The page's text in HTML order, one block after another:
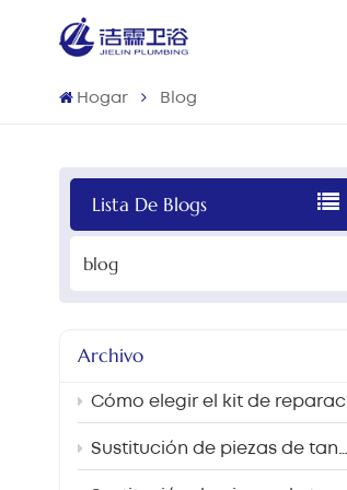
Hogar Blog
Lista De Blogs
blog
Archivo
Cómo elegir el kit de reparación de cisternas de inodoro adecuado para el mercado brasileño.
Sustitución de piezas de tanques de inodoro y mejoras para el ahorro de agua en proyectos de renovación de centros sanitarios y escolares.